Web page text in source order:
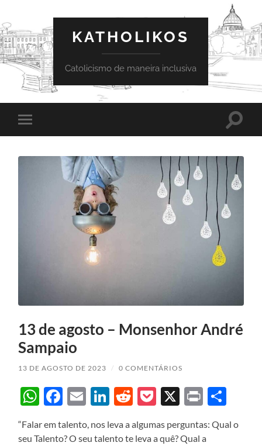
KATHOLIKOS
Catolicismo de maneira inclusiva
Toggle
mobile
Toggle
13 de agosto – Monsenhor André
Sampaio
13 DE AGOSTO DE 2023 / 0 COMENTÁRIOS
WhatsApp
Facebook
EmailLinkedIn
Reddit
Pocket
X Print
“Falar em talento, nos leva a algumas perguntas: Qual o
seu Talento? O seu talento te leva a quê? Qual a